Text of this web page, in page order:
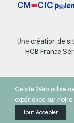
Une création de
HOB France
Ce site Web utilise
expérience sur notre
Tout Accepter